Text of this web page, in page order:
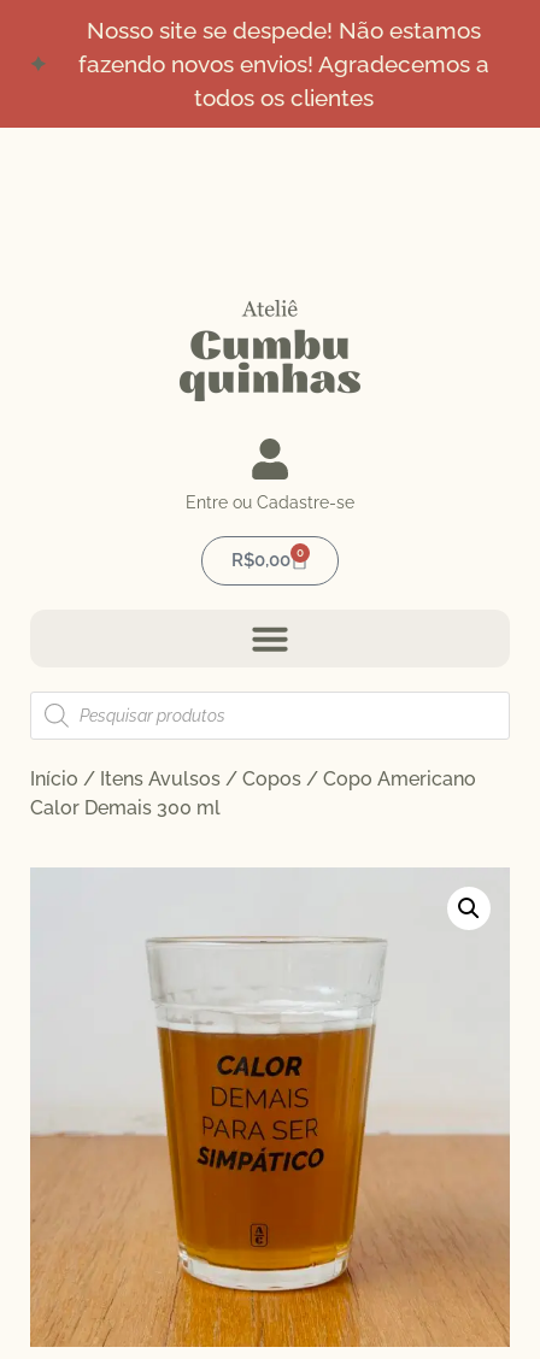
Nosso site se despede! Não estamos
fazendo novos envios! Agradecemos a
todos os clientes
Entre ou Cadastre-se
R$0,00 0
Início / Itens Avulsos / Copos / Copo Americano
Calor Demais 300 ml